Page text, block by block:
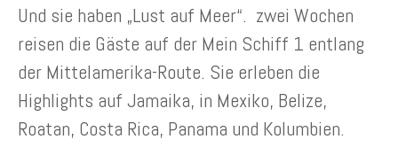
Und sie haben „Lust auf Meer“. zwei Wochen
reisen die Gäste auf der Mein Schiff 1 entlang
der Mittelamerika-Route. Sie erleben die
Highlights auf Jamaika, in Mexiko, Belize,
Roatan, Costa Rica, Panama und Kolumbien.